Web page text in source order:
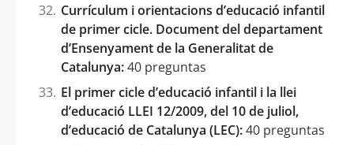
Currículum i orientacions d’educació infantil
de primer cicle. Document del departament
d’Ensenyament de la Generalitat de
Catalunya:40 preguntas
El primer cicle d’educació infantil i la llei
d’educació LLEI 12/2009, del 10 de juliol,
d’educació de Catalunya (LEC):40 preguntas